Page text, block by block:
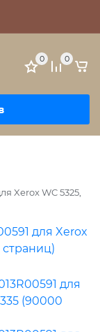
0 0
Xerox WC 5325,